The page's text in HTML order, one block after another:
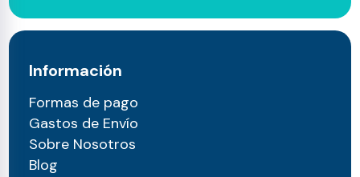
Información
Formas de pago
Gastos de Envío
Sobre Nosotros
Blog